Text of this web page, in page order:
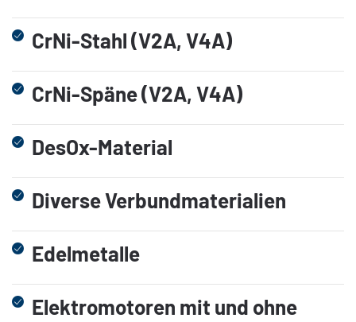
CrNi-Stahl (V2A, V4A)
CrNi-Späne (V2A, V4A)
DesOx-Material
Diverse Verbundmaterialien
Edelmetalle
Elektromotoren mit und ohne